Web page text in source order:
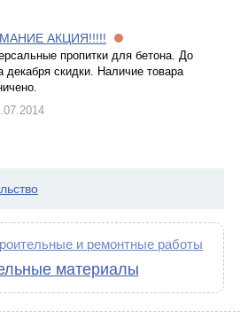
АКЦИЯ!!!!!
пропитки для бетона. До
декабря скидки. Наличие товара
и ремонтные работы
материалы